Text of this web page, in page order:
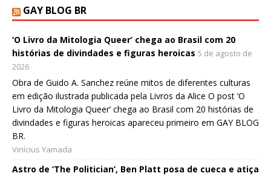
GAY BLOG BR
‘O Livro da Mitologia Queer’ chega ao Brasil com 20
histórias de divindades e figuras heroicas 5 de agosto de
2026
Obra de Guido A. Sanchez reúne mitos de diferentes culturas
em edição ilustrada publicada pela Livros da Alice O post ‘O
Livro da Mitologia Queer’ chega ao Brasil com 20 histórias de
divindades e figuras heroicas apareceu primeiro em GAY BLOG
BR.
Vinícius Yamada
Astro de ‘The Politician’, Ben Platt posa de cueca e atiça